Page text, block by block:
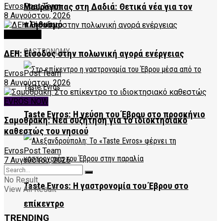
Μαυρόγυπας στη Δαδιά: Θετικά νέα για τον
πληθυσμό
GASTRONOMY
Taste Evros: Η γεύση του Έβρου στο προσκήνιο
Taste Evros: Η γαστρονομία του Έβρου στο
επίκεντρο
EvrosPost Team
8 Αυγούστου, 2026
ΔΕΗ: Είσοδος στην πολωνική αγορά ενέργειας
EvrosPost Team
8 Αυγούστου, 2026
EVROS NOW
Σαμοθράκη: Νέα συζήτηση για το ιδιοκτησιακό
καθεστώς του νησιού
EvrosPost Team
7 Αυγούστου, 2026
No Result
View All Result
TRENDING